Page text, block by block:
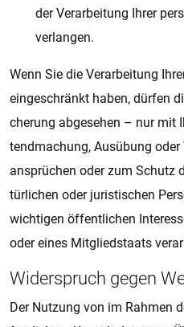
der Ver­a­r­bei­tung Ihrer
ver­lan­gen.
Wenn Sie die Ver­a­r­bei­tung
ein­ge­schränkt haben, dür­fen
che­rung ab­ge­se­hen – nur mit
tend­ma­chung, Aus­übung
ansprü­chen oder zum Schutz
tür­li­chen oder ju­ris­ti­schen
wich­ti­gen öf­fent­li­chen
oder eines Mit­glied­s­taats
Wi­der­spruch gegen
Der Nut­zung von im Rah­men